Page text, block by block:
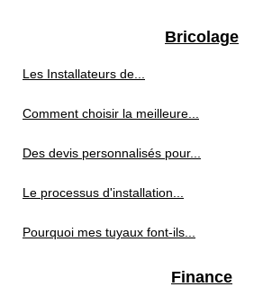
Bricolage
Les Installateurs de...
Comment choisir la meilleure...
Des devis personnalisés pour...
Le processus d'installation...
Pourquoi mes tuyaux font-ils...
Finance